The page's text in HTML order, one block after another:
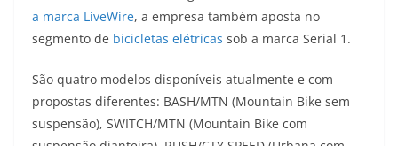
p er o
k
k
a marca LiveWire, a empresa também aposta no
segmento de bicicletas elétricas sob a marca Serial 1.
São quatro modelos disponíveis atualmente e com
propostas diferentes: BASH/MTN (Mountain Bike sem
suspensão), SWITCH/MTN (Mountain Bike com